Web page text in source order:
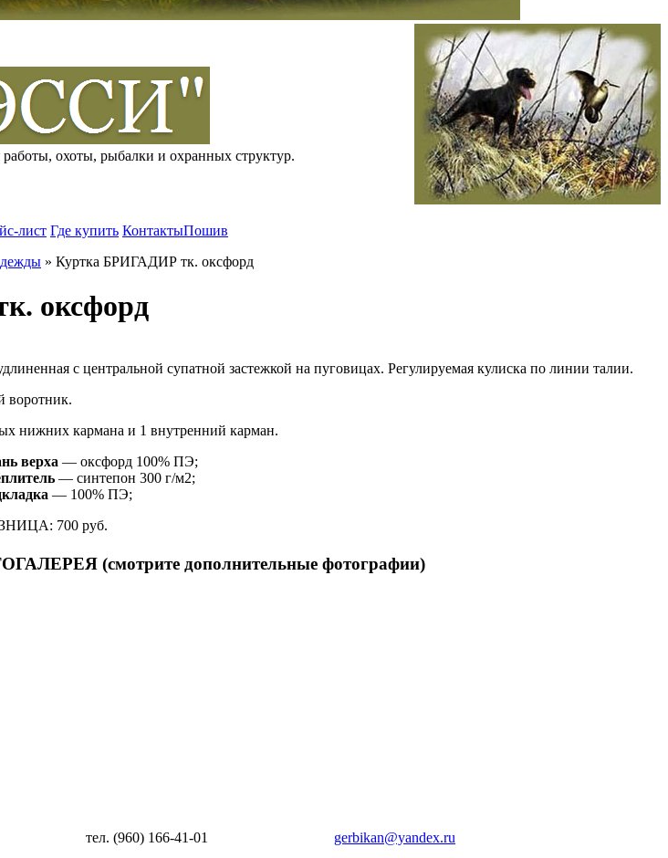
работы, охоты, рыбалки и охранных структур.
лист Где купить КонтактыПошив
» Куртка БРИГАДИР тк. оксфорд
оксфорд
с центральной супатной застежкой на пуговицах. Регулируемая кулиска по линии талии.
воротник.
нижних кармана и 1 внутренний карман.
верха — оксфорд 100% ПЭ;
— синтепон 300 г/м2;
— 100% ПЭ;
700 руб.
(смотрите дополнительные фотографии)
тел. (960) 166-41-01 gerbikan@yandex.ru